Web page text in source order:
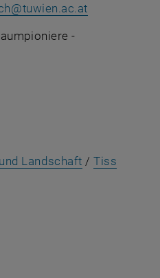
@tuwien.ac.at
-
Landschaft, opens an
/Tiss